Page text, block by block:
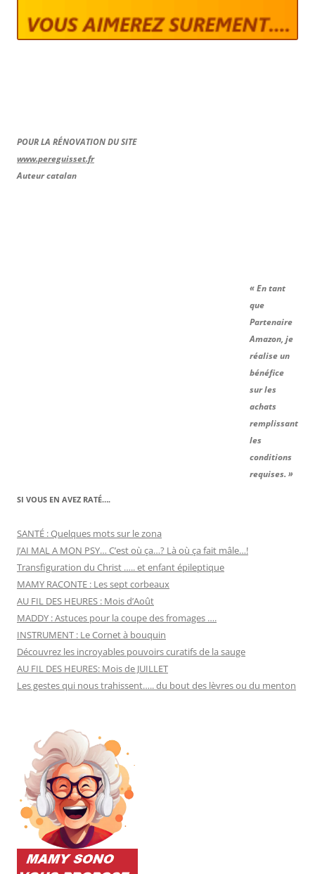
POUR LA RÉNOVATION DU SITE
www.pereguisset.fr
Auteur catalan
« En tant
que
Partenaire
Amazon, je
réalise un
bénéfice
sur les
achats
remplissant
les
conditions
requises. »
SI VOUS EN AVEZ RATÉ….
SANTÉ : Quelques mots sur le zona
J’AI MAL A MON PSY… C’est où ça…? Là où ça fait mâle…!
Transfiguration du Christ ….. et enfant épileptique
MAMY RACONTE : Les sept corbeaux
AU FIL DES HEURES : Mois d’Août
MADDY : Astuces pour la coupe des fromages ….
INSTRUMENT : Le Cornet à bouquin
Découvrez les incroyables pouvoirs curatifs de la sauge
AU FIL DES HEURES: Mois de JUILLET
Les gestes qui nous trahissent….. du bout des lèvres ou du menton